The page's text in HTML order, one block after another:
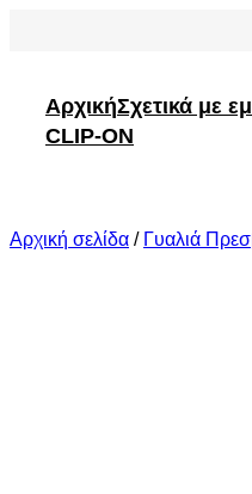
ΑρχικήΣχετικά με
CLIP-ON
Αρχική σελίδα / Γυαλιά